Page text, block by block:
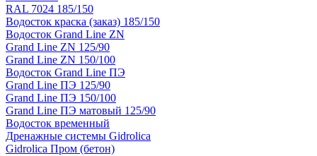
RAL 7024 185/150
Водосток краска (заказ) 185/150
Водосток Grand Line ZN
Grand Line ZN 125/90
Grand Line ZN 150/100
Водосток Grand Line ПЭ
Grand Line ПЭ 125/90
Grand Line ПЭ 150/100
Grand Line ПЭ матовый 125/90
Водосток временный
Дренажные системы Gidrolica
Gidrolica Пром (бетон)